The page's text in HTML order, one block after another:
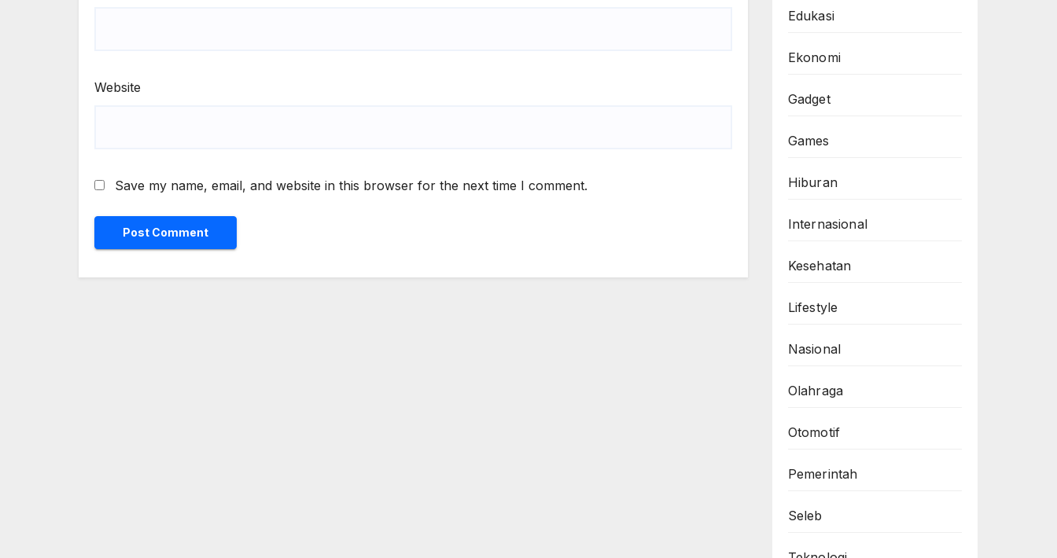
Website
Save my name, email, and website in this browser for the next time I comment.
Edukasi
Ekonomi
Gadget
Games
Hiburan
Internasional
Kesehatan
Lifestyle
Nasional
Olahraga
Otomotif
Pemerintah
Seleb